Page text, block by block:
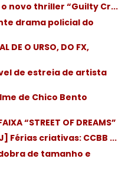
novo thriller “Guilty Cr...
drama policial do
DE O URSO, DO FX,
de estreia de artista
de Chico Bento
“STREET OF DREAMS”
Férias criativas: CCBB ...
de tamanho e